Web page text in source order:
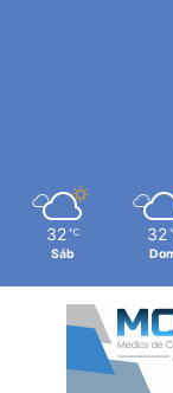
32 ℃
Sáb
32